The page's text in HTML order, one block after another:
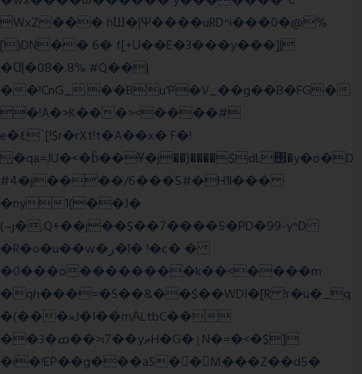
WxZ��� hШ�|Ψ����uRD^i���0�@%
[)DN�� 6� f[+U��E�3���y���]|
�Ƣ�08�.8% #Q��|
��!CnG_.��Bu'P�V_��g��B�FG�
�!A�>K���><����#
e�٤`[!$r�rXt!t�A��x� F�!
̮�qa=JU�<�b̃��Ұ�j��)����$dL΢�y�o�D
#4�j����/6���5#�H1l���
�ny1(��J�
(~j�,Q+��j��$��7����5�PD�99-y^D
�R�o�u��w�ر�l� !�c� �
�0���o��������k��<����m
�qh���=�S��&��$��WDI�[R !r�u�_q
�(���»J�I��mΑLtbC��
��3�ߘ��>i7��yޠH�G�ٳN�=�<�$]
�i�!EP��g���aS��M���Z��d5�